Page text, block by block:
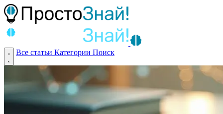
Все статьи Категории Поиск